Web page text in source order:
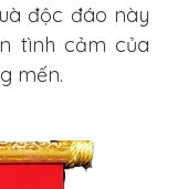
độc đáo này
tình cảm của
mến.